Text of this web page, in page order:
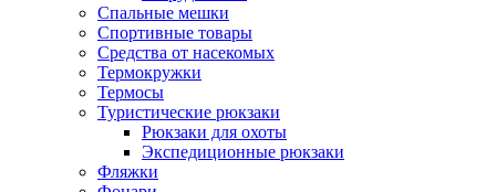
Спальные мешки
Спортивные товары
Средства от насекомых
Термокружки
Термосы
Туристические рюкзаки
Рюкзаки для охоты
Экспедиционные рюкзаки
Фляжки